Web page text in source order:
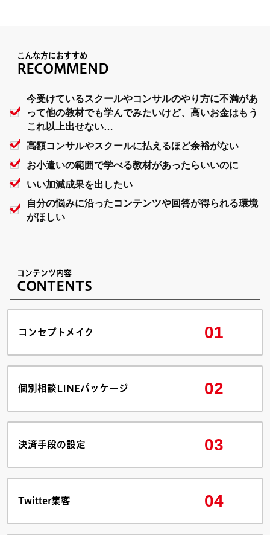
こんな方におすすめ
RECOMMEND
今受けているスクールやコンサルのやり方に不満があ
って他の教材でも学んでみたいけど、高いお金はもう
これ以上出せない…
高額コンサルやスクールに払えるほど余裕がない
お小遣いの範囲で学べる教材があったらいいのに
いい加減成果を出したい
自分の悩みに沿ったコンテンツや回答が得られる環境
がほしい
コンテンツ内容
CONTENTS
01
コンセプトメイク
02
個別相談LINEパッケージ
03
決済手段の設定
04
Twitter集客